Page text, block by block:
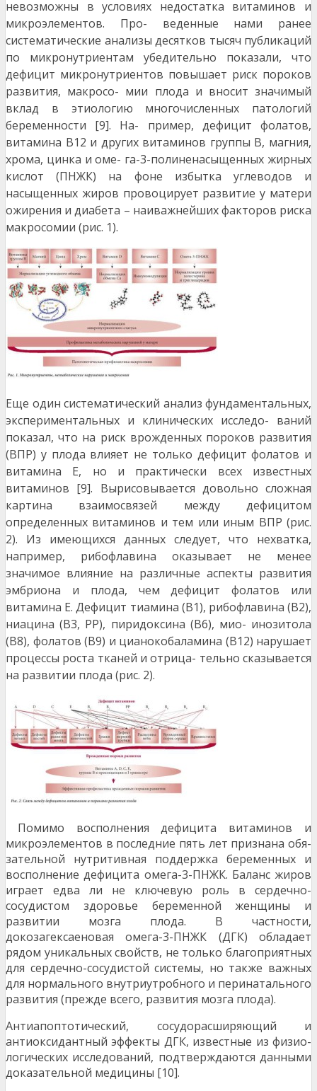
невозможны в условиях недостатка витаминов и
микроэлементов. Про- веденные нами ранее
систематические анализы десятков тысяч публикаций
по микронутриентам убедительно показали, что
дефицит микронутриентов повышает риск пороков
развития, макросо- мии плода и вносит значимый
вклад в этиологию многочисленных патологий
беременности [9]. На- пример, дефицит фолатов,
витамина В12 и других витаминов группы В, магния,
хрома, цинка и оме- га-3-полиненасыщенных жирных
кислот (ПНЖК) на фоне избытка углеводов и
насыщенных жиров провоцирует развитие у матери
ожирения и диабета – наиважнейших факторов риска
макросомии (рис. 1).
Еще один систематический анализ фундаментальных,
экспериментальных и клинических исследо- ваний
показал, что на риск врожденных пороков развития
(ВПР) у плода влияет не только дефицит фолатов и
витамина Е, но и практически всех известных
витаминов [9]. Вырисовывается довольно сложная
картина взаимосвязей между дефицитом
определенных витаминов и тем или иным ВПР (рис.
2). Из имеющихся данных следует, что нехватка,
например, рибофлавина оказывает не менее
значимое влияние на различные аспекты развития
эмбриона и плода, чем дефицит фолатов или
витамина Е. Дефицит тиамина (В1), рибофлавина (В2),
ниацина (В3, РР), пиридоксина (В6), мио- инозитола
(В8), фолатов (В9) и цианокобаламина (В12) нарушает
процессы роста тканей и отрица- тельно сказывается
на развитии плода (рис. 2).
Помимо восполнения дефицита витаминов и
микроэлементов в последние пять лет признана обя-
зательной нутритивная поддержка беременных и
восполнение дефицита омега-3-ПНЖК. Баланс жиров
играет едва ли не ключевую роль в сердечно-
сосудистом здоровье беременной женщины и
развитии мозга плода. В частности,
докозагексаеновая омега-3-ПНЖК (ДГК) обладает
рядом уникальных свойств, не только благоприятных
для сердечно-сосудистой системы, но также важных
для нормального внутриутробного и перинатального
развития (прежде всего, развития мозга плода).
Антиапоптотический, сосудорасширяющий и
антиоксидантный эффекты ДГК, известные из физио-
логических исследований, подтверждаются данными
доказательной медицины [10].